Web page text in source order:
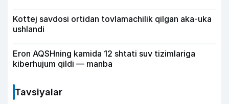
Kottej savdosi ortidan tovlamachilik qilgan aka-uka
ushlandi
Eron AQSHning kamida 12 shtati suv tizimlariga
kiberhujum qildi — manba
Tavsiyalar